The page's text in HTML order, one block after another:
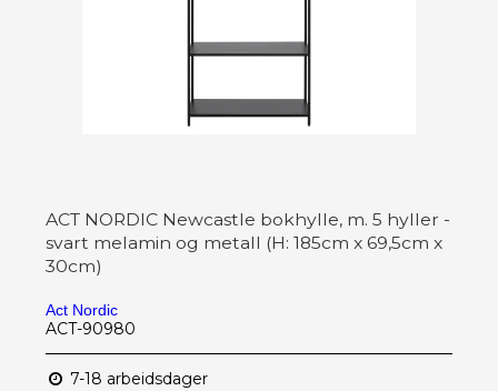
ACT NORDIC Newcastle bokhylle, m. 5 hyller -
svart melamin og metall (H: 185cm x 69,5cm x
30cm)
Act Nordic
ACT-90980
7-18 arbeidsdager